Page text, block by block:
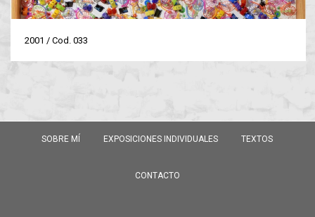
2001 / Cod. 033
SOBRE MÍ EXPOSICIONES INDIVIDUALES TEXTOS
CONTACTO